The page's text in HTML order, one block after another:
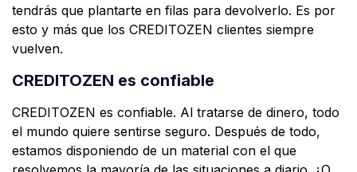
tendrás que plantarte en filas para devolverlo. Es por
esto y más que los CREDITOZEN clientes siempre
vuelven.
CREDITOZEN es confiable
CREDITOZEN es confiable. Al tratarse de dinero, todo
el mundo quiere sentirse seguro. Después de todo,
estamos disponiendo de un material con el que